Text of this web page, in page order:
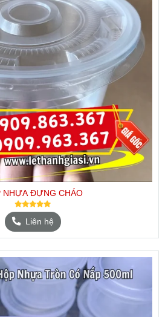
NHỰA ĐỰNG CHÁO
Liên hệ